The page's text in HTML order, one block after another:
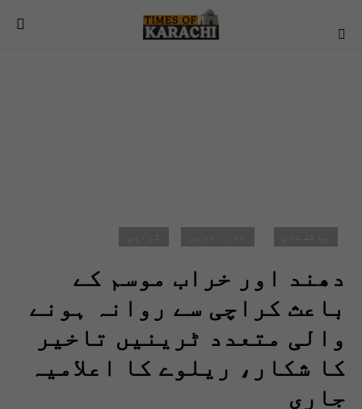
دھند اور خراب موسم کے
باعث کراچی سے روانہ ہونے
والی متعدد ٹرینیں تاخیر
کا شکار، ریلوے کا اعلامیہ
جاری